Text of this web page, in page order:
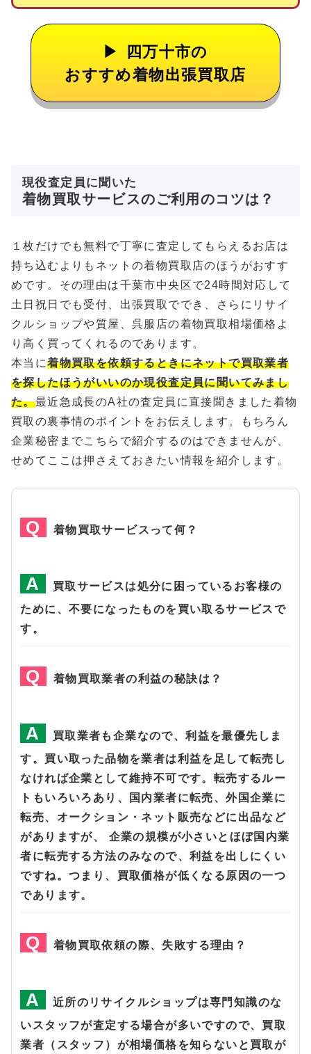
四万十市の
おすすめ着物出張買取店
現役査定員に聞いた
着物買取サービスのご利用のコツは？
１枚だけでも無料で丁寧に査定してもらえるお店は
持ち込むよりもネットの着物買取店のほうがおすす
めです。その理由は千葉市中央区で24時間対応して
土日祝日でも受付、出張買取ででき、さらにリサイ
クルショップや質屋、呉服店の着物買取相場価格よ
り高く買ってくれるのであります。
本当に着物買取を依頼するときにネットで買取業者
を探したほうがいいのか現役査定員に聞いてみまし
た。最近急成長のA社の査定員に直接聞きました着物
買取の裏事情のポイントをお伝えします。もちろん
企業秘密までこちらで紹介するのはできませんが、
せめてここは押さえておきたい情報を紹介します。
着物買取サービスって何？
買取サービスは処分に困っているお客様の
ために、不要になったものを買い取るサービスで
す。
着物買取業者の利益の秘訣は？
買取業者も企業なので、利益を最優先しま
す。買い取った品物を業者は利益を足して転売し
なければ企業として維持不可です。転売するルー
トもいろいろあり、国内業者に転売、外国企業に
転売、オークション・ネット販売などに出品など
がありますが、 企業の規模が小さいとほぼ国内業
者に転売する方法のみなので、利益を出しにくい
ですね。つまり、買取価格が低くなる原因の一つ
であります。
着物買取依頼の際、失敗する理由？
近所のリサイクルショップは専門知識のな
いスタッフが査定する場合が多いですので、買取
業者（スタッフ）が相場価格を知らないと買取が